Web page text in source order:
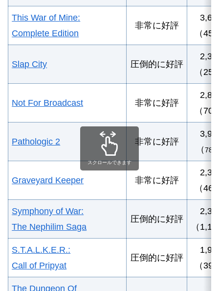
This War of Mine:
Complete Edition
非常に好評
（
Slap City 圧倒的に好評
（
Not For Broadcast 非常に好評
2
（
Pathologic 2 非常に好評
（780
Graveyard Keeper 非常に好評
（
Symphony of War:
The Nephilim Saga
圧倒的に好評
（
S.T.A.L.K.E.R.:
Call of Pripyat
圧倒的に好評
（
The Dungeon Of
スクロールできます